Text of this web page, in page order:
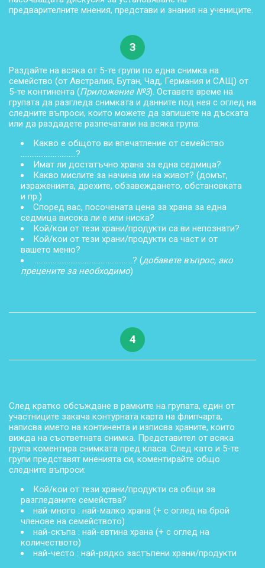
предварителните мнения, представи и знания на учениците.
3
Раздайте на всяка от 5-те групи по една снимка на
семейство (от Австралия, Бутан, Чад, Германия и САЩ) от
5-те континента (Приложение №3). Оставете време на
групата да разгледа снимката и данните под нея с оглед на
следните въпроси, които можете да запишете на дъската
или да раздадете разпечатани на всяка група:
Какво е общото ви впечатление от семейство
………………………….?
Имат ли достатъчно храна за една седмица?
Какво мислите за начина им на живот? (домът,
израженията, дрехите, обзавеждането, обстановката
и пр.)
Според вас, посочената цена за храна за една
седмица висока ли е или ниска?
Кой/кои от тези храни/продукти са ви непознати?
Кой/кои от тези храни/продукти са част и от
вашето меню?
………………………………………………..? (добавете въпрос, ако
прецените за необходимо)
4
След кратко обсъждане в рамките на групата, един от
участниците закача контурната карта на флипчарта,
написва името на континента и изписва храните, които
вижда на съответната снимка. Представител от всяка
група коментира снимката пред класа. След като и 5-те
групи представят мненията си, коментирайте общо
следните въпроси:
Кой/кои от тези храни/продукти са общи за
разгледаните семейства?
най-много : най-малко храна (+ с оглед на брой
членове на семейството)
най-скъпа : най-евтина храна (+ с оглед на
количеството)
най-често : най-рядко застъпени храни/продукти